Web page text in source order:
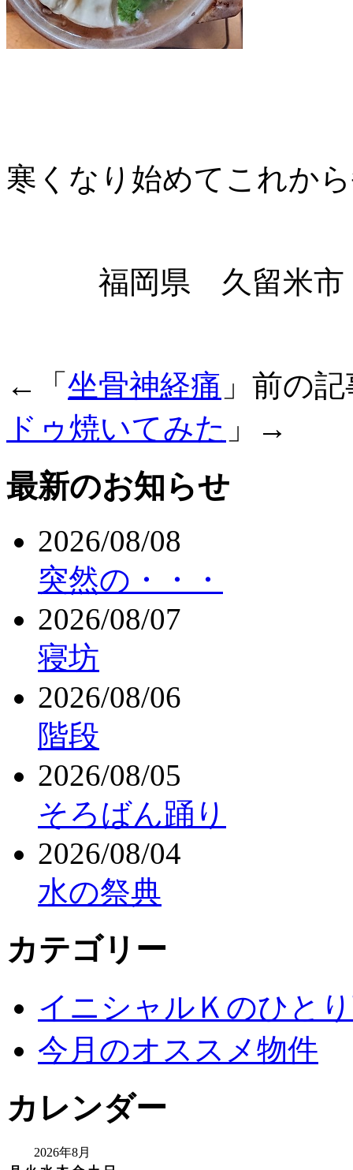
寒くなり始めてこれか
福岡県 久留米市
←「 坐骨神経痛 」前の
ドゥ焼いてみた 」→
最新のお知らせ
2026/08/08
突然の・・・
2026/08/07
寝坊
2026/08/06
階段
2026/08/05
そろばん踊り
2026/08/04
水の祭典
カテゴリー
イニシャルＫのひと
今月のオススメ物件
カレンダー
2026年8月